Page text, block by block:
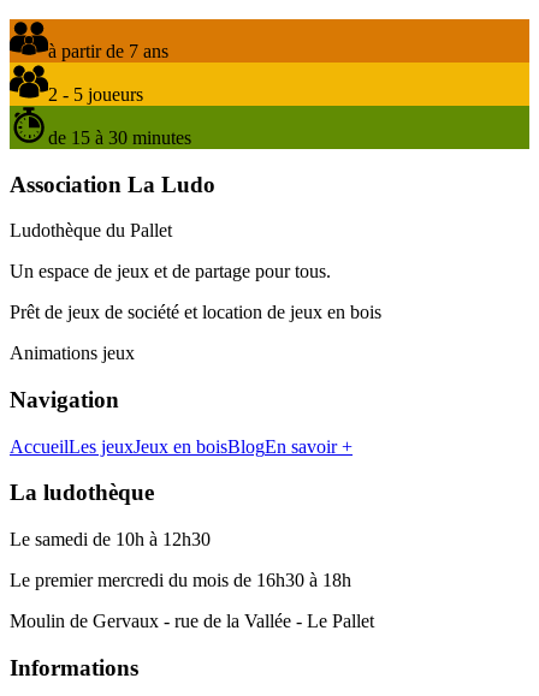
à partir de 7 ans
2 - 5 joueurs
de 15 à 30 minutes
Association La Ludo
Ludothèque du Pallet
Un espace de jeux et de partage pour tous.
Prêt de jeux de société et location de jeux en bois
Animations jeux
Navigation
AccueilLes jeuxJeux en boisBlogEn savoir +
La ludothèque
Le samedi de 10h à 12h30
Le premier mercredi du mois de 16h30 à 18h
Moulin de Gervaux - rue de la Vallée - Le Pallet
Informations